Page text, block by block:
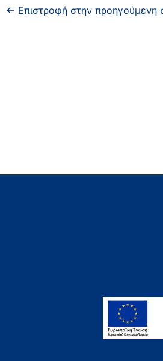
← Επιστροφή στην προηγούμενη